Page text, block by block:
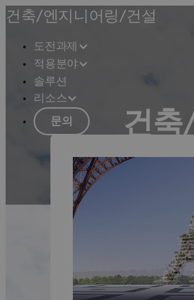
건축/엔지니어링/건설
도전과제
적용분야
솔루션
리소스
문의 건축
협업과 제품